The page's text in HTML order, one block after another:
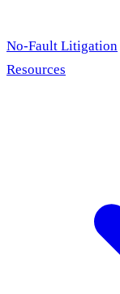
No-Fault Litigation
Resources